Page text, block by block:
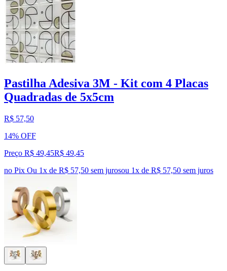
Pastilha Adesiva 3M - Kit com 4 Placas
Quadradas de 5x5cm
R$ 57,50
14% OFF
Preço R$ 49,45R$ 49,45
no Pix Ou 1x de R$ 57,50 sem jurosou 1x de R$ 57,50 sem juros